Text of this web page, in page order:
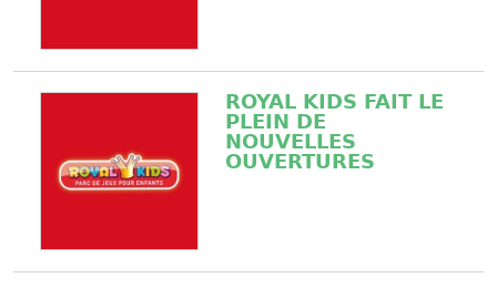
ROYAL KIDS FAIT LE
PLEIN DE
NOUVELLES
OUVERTURES